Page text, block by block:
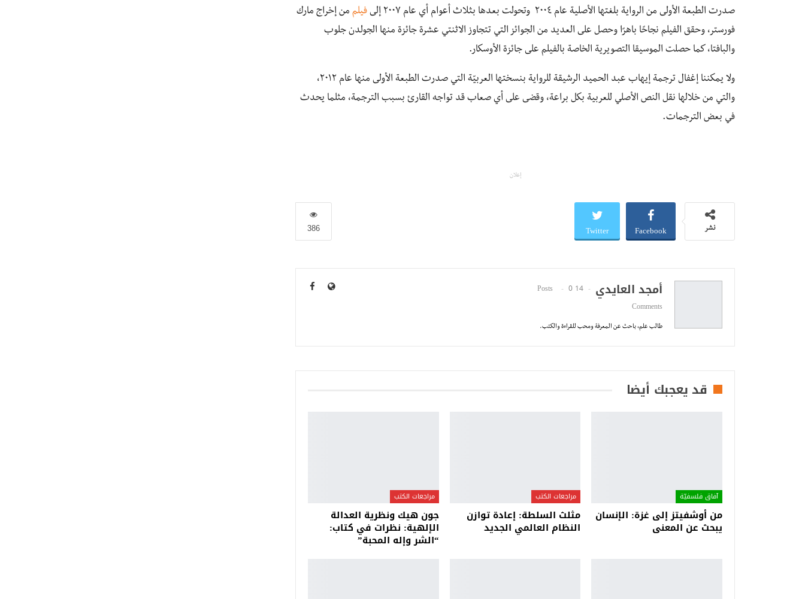
صدرت الطبعة الأولى من الرواية بلغتها الأصلية عام ٢٠٠٤ وتحولت بعدها بثلاث أعوام أي عام ٢٠٠٧ إلى فيلم من إخراج مارك
فورستر، وحقق الفيلم نجاحًا باهرًا وحصل على العديد من الجوائز التي تتجاوز الاثنتي عشرة جائزة منها الجولدن جلوب
والبافتا، كما حصلت الموسيقا التصويرية الخاصة بالفيلم على جائزة الأوسكار.
ولا يمكننا إغفال ترجمة إيهاب عبد الحميد الرشيقة للرواية بنسختها العربيّة التي صدرت الطبعة الأولى منها عام ٢٠١٢،
والتي من خلالها نقل النص الأصلي للعربية بكل براعة، وقضى على أي صعاب قد تواجه القارئ بسبب الترجمة، مثلما يحدث
في بعض الترجمات.
إعلان
386 نشر Facebook
Twitter
أمجد العايدي 14 Posts
0
Comments
طالب علم، باحث عن المعرفة ومحب للقراءة والكتب.
قد يعجبك أيضا
آفاق فلسفيّة‎
من أوشفيتز إلى غزة: الإنسان
يبحث عن المعنى
مراجعات الكتب
مثلث السلطة: إعادة توازن
النظام العالمي الجديد
مراجعات الكتب
جون هيك ونظرية العدالة
الإلهية: نظرات في كتاب:
“الشر وإله المحبة”